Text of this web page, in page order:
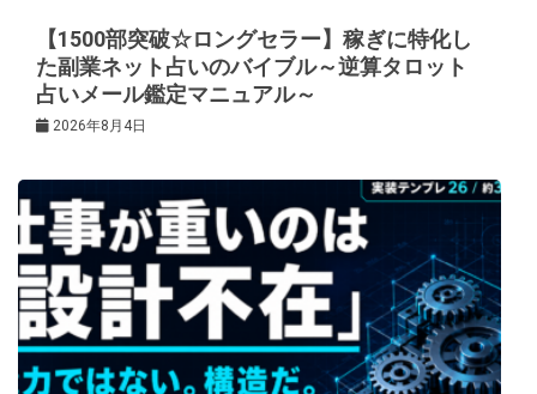
【1500部突破☆ロングセラー】稼ぎに特化し
た副業ネット占いのバイブル～逆算タロット
占いメール鑑定マニュアル～
2026年8月4日